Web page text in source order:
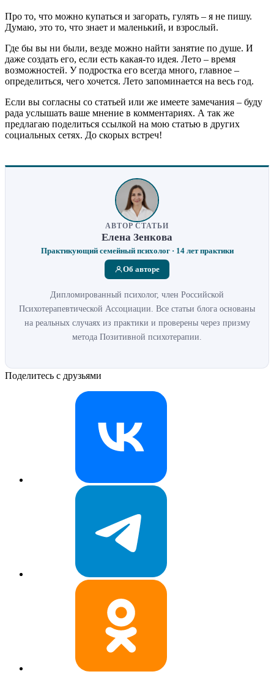
Про то, что можно купаться и загорать, гулять – я не пишу.
Думаю, это то, что знает и маленький, и взрослый.
Где бы вы ни были, везде можно найти занятие по душе. И
даже создать его, если есть какая-то идея. Лето – время
возможностей. У подростка его всегда много, главное –
определиться, чего хочется. Лето запоминается на весь год.
Если вы согласны со статьей или же имеете замечания – буду
рада услышать ваше мнение в комментариях. А так же
предлагаю поделиться ссылкой на мою статью в других
социальных сетях. До скорых встреч!
АВТОР СТАТЬИ
Елена Зенкова
Практикующий семейный психолог · 14 лет практики
Об авторе
Дипломированный психолог, член Российской
Психотерапевтической Ассоциации. Все статьи блога основаны
на реальных случаях из практики и проверены через призму
метода Позитивной психотерапии.
Поделитесь с друзьями